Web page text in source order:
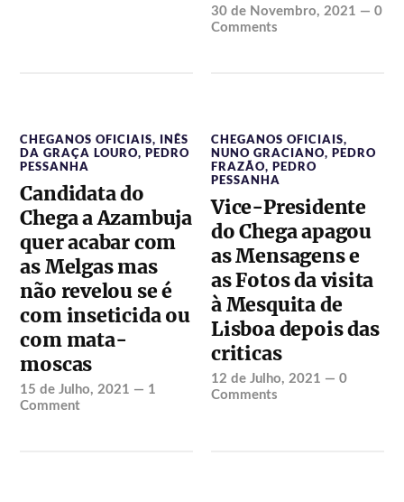
30 de Novembro, 2021 —0
Comments
CHEGANOS OFICIAIS, INÊS
DA GRAÇA LOURO,PEDRO
PESSANHA
Candidata do
Chega a Azambuja
quer acabar com
as Melgas mas
não revelou se é
com inseticida ou
com mata-
moscas
15 de Julho, 2021 — 1
Comment
CHEGANOS OFICIAIS,
NUNO GRACIANO,PEDRO
FRAZÃO,PEDRO
PESSANHA
Vice-Presidente
do Chega apagou
as Mensagens e
as Fotos da visita
à Mesquita de
Lisboa depois das
criticas
12 de Julho, 2021 —0
Comments